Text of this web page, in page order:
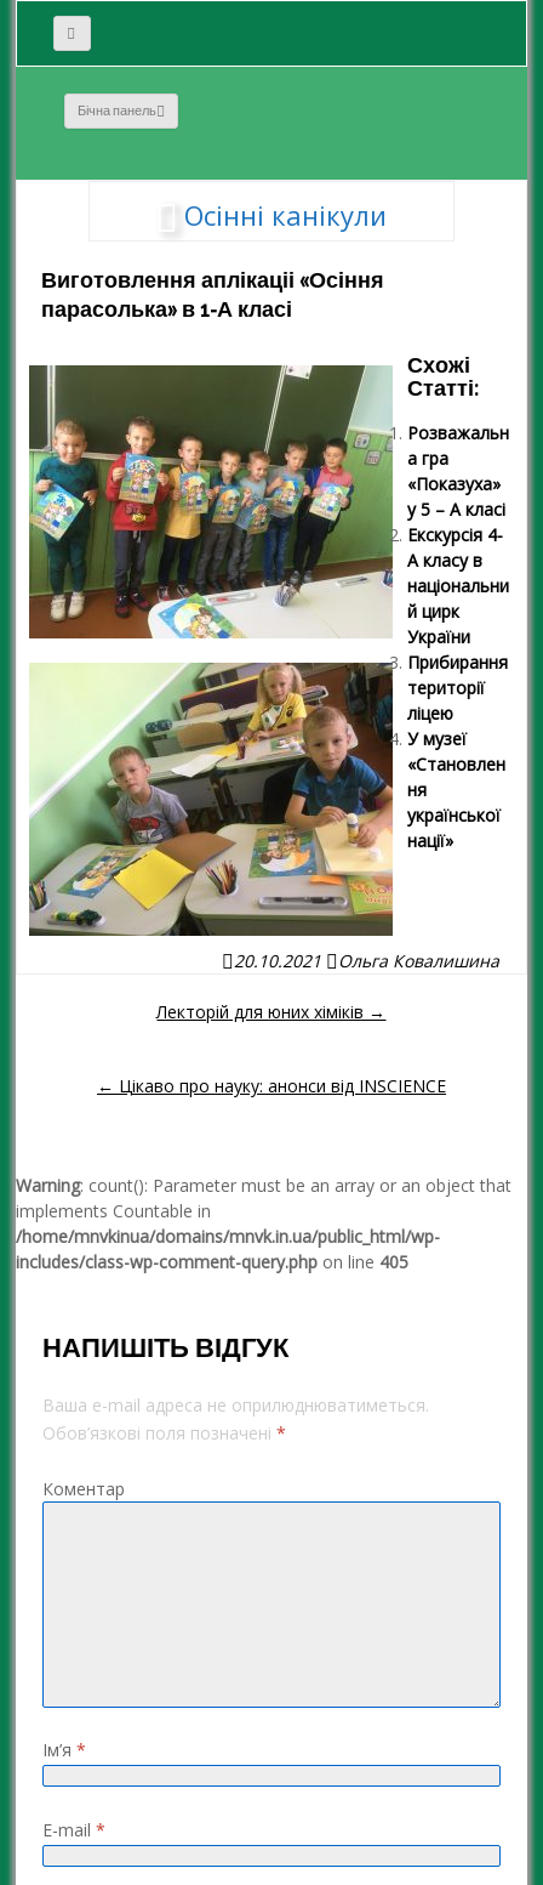
Бічна панель
Осінні канікули
Виготовлення аплікаціі «Осіння
парасолька» в 1-А класі
Схожі
Статті:
Розважальн
а гра
«Показуха»
у 5 – А класі
Екскурсія 4-
А класу в
національни
й цирк
України
Прибирання
території
ліцею
У музеї
«Становлен
ня
української
нації»
20.10.2021 Ольга Ковалишина
Навігація повідомленням
Лекторій для юних хіміків →
← Цікаво про науку: анонси від INSCIENCE
Warning: count(): Parameter must be an array or an object that
implements Countable in
/home/mnvkinua/domains/mnvk.in.ua/public_html/wp-
includes/class-wp-comment-query.php on line 405
НАПИШІТЬ ВІДГУК
Ваша e-mail адреса не оприлюднюватиметься.
Обов’язкові поля позначені *
Коментар
Ім’я *
E-mail *